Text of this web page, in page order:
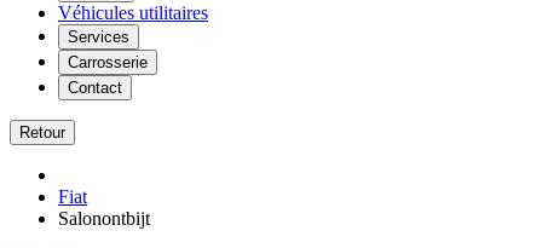
Véhicules utilitaires
Services
Carrosserie
Contact
Retour
Fiat
Salonontbijt